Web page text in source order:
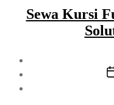
Sewa Kursi